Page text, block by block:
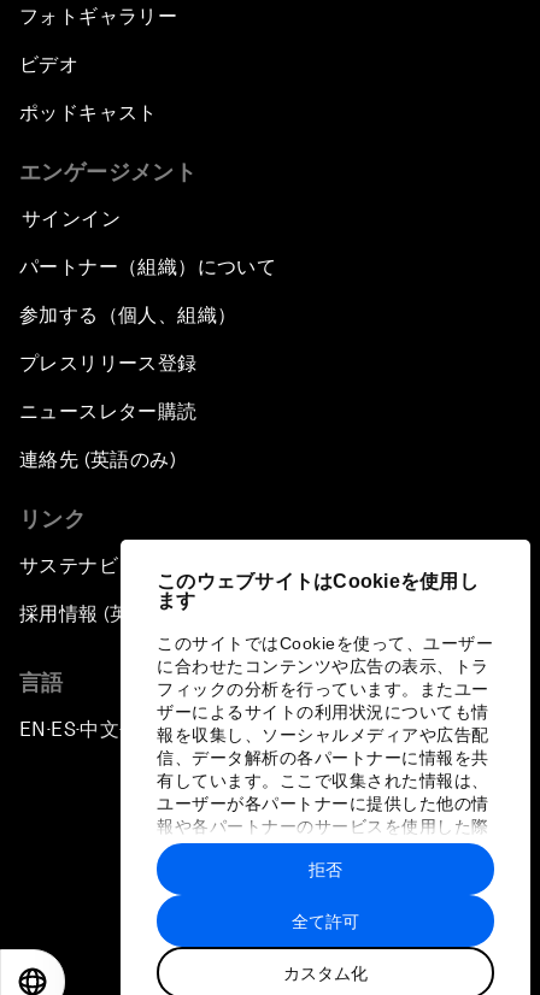
このウェブサイトはCookieを使用し
ます
このサイトではCookieを使って、ユーザー
に合わせたコンテンツや広告の表示、トラ
フィックの分析を行っています。またユー
ザーによるサイトの利用状況についても情
報を収集し、ソーシャルメディアや広告配
信、データ解析の各パートナーに情報を共
有しています。ここで収集された情報は、
ユーザーが各パートナーに提供した他の情
報や各パートナーのサービスを使用した際
に収集された情報と組み合わされ、各パー
トナーによって使用されることがありま
す。
全て許可
カスタム化
拒否
フォトギャラリー
ビデオ
ポッドキャスト
エンゲージメント
サインイン
パートナー（組織）について
参加する（個人、組織）
プレスリリース登録
ニュースレター購読
連絡先 (英語のみ)
リンク
サステナビリティへの取り組み
採用情報 (英語のみ)
言語
EN ▪ES▪中文▪ 日本語
プライバシーポリシーと利用規約
サイトマップ
©
世界経済フォーラム